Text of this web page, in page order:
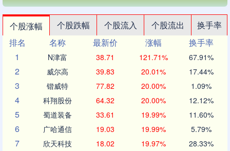
个股涨幅 个股跌幅 个股流入 个股流出
换手率
排名
名称 最新价 涨幅
换手率
1
N津富 38.71 121.71% 67.91%
2 威尔高 39.83 20.01% 17.44%
3 锴威特 77.82 20.00% 1.09%
4 科翔股份 64.32 20.00% 12.12%
5 蜀道装备 33.61 19.99% 11.60%
6 广哈通信 19.03 19.99% 5.79%
7 欣天科技 18.02 19.97% 28.33%